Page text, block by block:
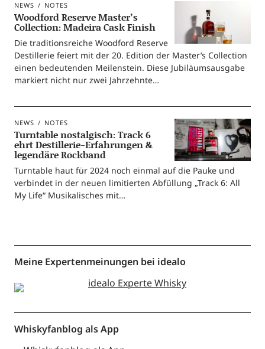
NEWS NOTES
Woodford Reserve Master’s
Collection: Madeira Cask Finish
Die tra­di­ti­ons­rei­che Wood­ford Reser­ve
Destil­le­rie fei­ert mit der 20. Edi­ti­on der Master’s Coll­ec­tion
einen bedeu­ten­den Mei­len­stein. Die­se Jubi­lä­ums­aus­ga­be
mar­kiert nicht nur zwei Jahrzehnte…
NEWS NOTES
Turntable nostalgisch: Track 6
ehrt Destillerie-Erfahrungen &
legendäre Rockband
Turn­ta­ble haut für 2024 noch ein­mal auf die Pau­ke und
ver­bin­det in der neu­en limi­tier­ten Abfül­lung „Track 6: All
My Life“ Musi­ka­li­sches mit…
Meine Expertenmeinungen bei idealo
Whiskyfanblog als App